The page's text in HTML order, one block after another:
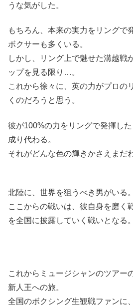
うな気がした。
もちろん、本来の実力をリングで
ボクサーも多くいる。
しかし、リング上で魅せた溝越戦
ップを見る限り…。
これから徐々に、英の力がプロの
くのだろうと思う。
彼が100%の力をリングで発揮し
成り代わる。
それがどんな色の輝きかさえまだ
北陸に、世界を狙うべき男がいる。
ここからの戦いは、彼自身を磨く
を全国に披露していく戦いとなる。
これからミュージシャンのツアー
新人王への旅。
全国のボクシング生観戦ファンに